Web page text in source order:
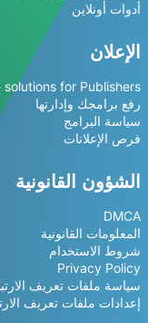
أدوات أونلاين
الإعلان
for Publishers
رفع برامجك وإدارتها
سياسة البرامج
فرص الإعلانات
الشؤون القانونية
DMCA
المعلومات القانونية
شروط الاستخدام
Privacy Policy
سياسة ملفات تعريف
إعدادات ملفات تعريف